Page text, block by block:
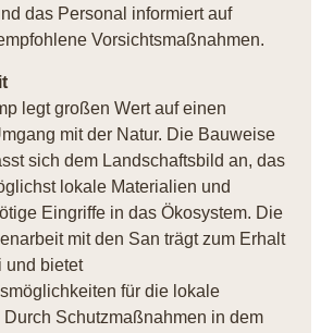
das Personal informiert auf
Vorsichtsmaßnahmen.
legt großen Wert auf einen
mit der Natur. Die Bauweise
sich dem Landschaftsbild an, das
lokale Materialien und
Eingriffe in das Ökosystem. Die
mit den San trägt zum Erhalt
und bietet
für die lokale
Durch Schutzmaßnahmen in dem